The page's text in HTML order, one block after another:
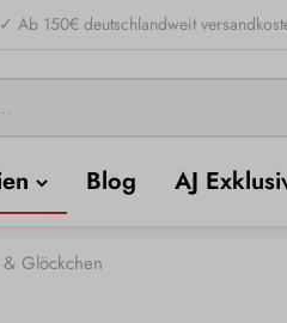
✓ Ab 150€ deutschlandweit
Blog AJ
Glöckchen